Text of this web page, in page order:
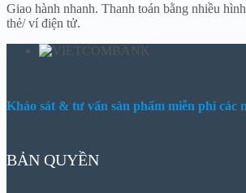
Giao hành nhanh. Thanh toán bằng nhiều
thẻ/ ví điện tử.
Khảo sát & tư vấn sản phẩm miễn phí các
BẢN QUYỀN